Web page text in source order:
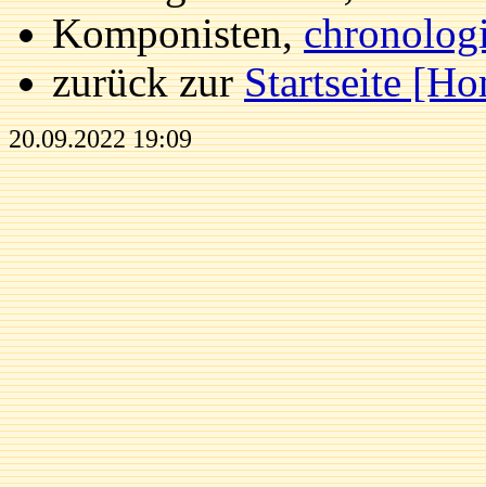
Komponisten,
zurück zurStartseite
20.09.2022 19:09